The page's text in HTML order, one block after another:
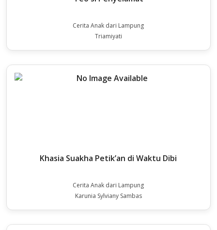
Cerita Anak dari Lampung
Triamiyati
Khasia Suakha Petik’an di Waktu Dibi
Cerita Anak dari Lampung
Karunia Sylviany Sambas